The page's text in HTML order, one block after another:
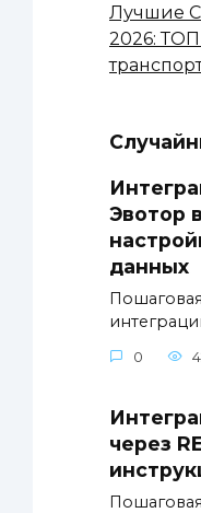
Лучшие
2026:
Эвотор
данных
0
через